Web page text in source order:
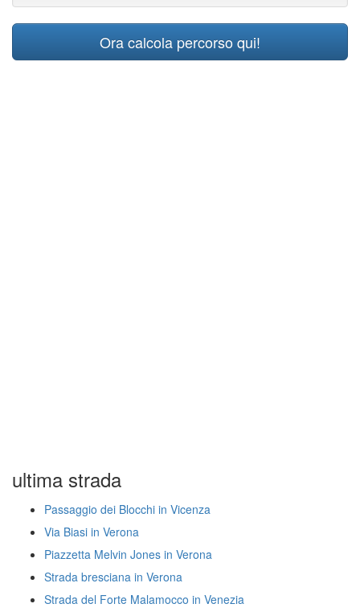
Ora calcola percorso qui!
ultima strada
Passaggio dei Blocchi in Vicenza
Via Biasi in Verona
Piazzetta Melvin Jones in Verona
Strada bresciana in Verona
Strada del Forte Malamocco in Venezia